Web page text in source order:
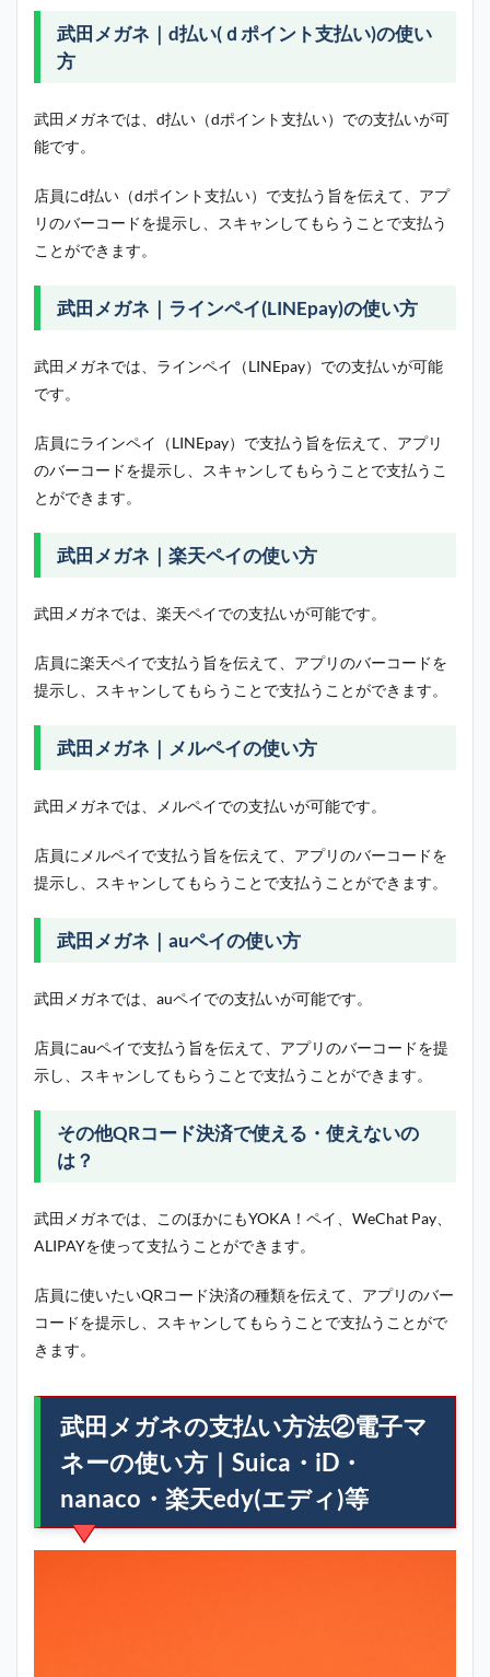
武田メガネ｜d払い(ｄポイント支払い)の使い
方
武田メガネでは、d払い（dポイント支払い）での支払いが可
能です。
店員にd払い（dポイント支払い）で支払う旨を伝えて、アプ
リのバーコードを提示し、スキャンしてもらうことで支払う
ことができます。
武田メガネ｜ラインペイ(LINEpay)の使い方
武田メガネでは、ラインペイ（LINEpay）での支払いが可能
です。
店員にラインペイ（LINEpay）で支払う旨を伝えて、アプリ
のバーコードを提示し、スキャンしてもらうことで支払うこ
とができます。
武田メガネ｜楽天ペイの使い方
武田メガネでは、楽天ペイでの支払いが可能です。
店員に楽天ペイで支払う旨を伝えて、アプリのバーコードを
提示し、スキャンしてもらうことで支払うことができます。
武田メガネ｜メルペイの使い方
武田メガネでは、メルペイでの支払いが可能です。
店員にメルペイで支払う旨を伝えて、アプリのバーコードを
提示し、スキャンしてもらうことで支払うことができます。
武田メガネ｜auペイの使い方
武田メガネでは、auペイでの支払いが可能です。
店員にauペイで支払う旨を伝えて、アプリのバーコードを提
示し、スキャンしてもらうことで支払うことができます。
その他QRコード決済で使える・使えないの
は？
武田メガネでは、このほかにもYOKA！ペイ、WeChat Pay、
ALIPAYを使って支払うことができます。
店員に使いたいQRコード決済の種類を伝えて、アプリのバー
コードを提示し、スキャンしてもらうことで支払うことがで
きます。
武田メガネの支払い方法②電子マ
ネーの使い方｜Suica・iD・
nanaco・楽天edy(エディ)等